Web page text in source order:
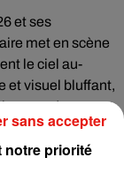
et ses
met en scène
le ciel au-
et visuel bluffant,
grandes
les plus
fête populaire
notre priorité
sans accepter